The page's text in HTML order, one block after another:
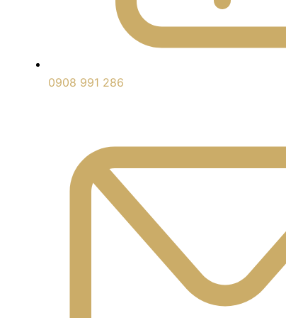
0908 991 286